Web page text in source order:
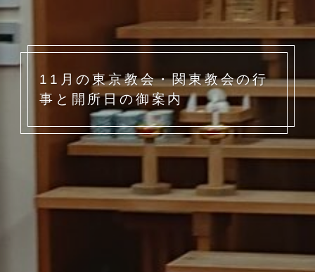
11月の東京教会・関東教会の行
事と開所日の御案内